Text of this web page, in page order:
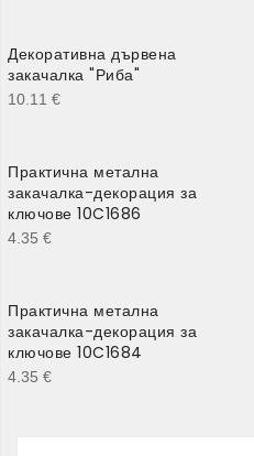
Декоративна дървена
закачалка "Риба"
10.11 €
Практична метална
закачалка-декорация за
ключове 10C1686
4.35 €
Практична метална
закачалка-декорация за
ключове 10C1684
4.35 €